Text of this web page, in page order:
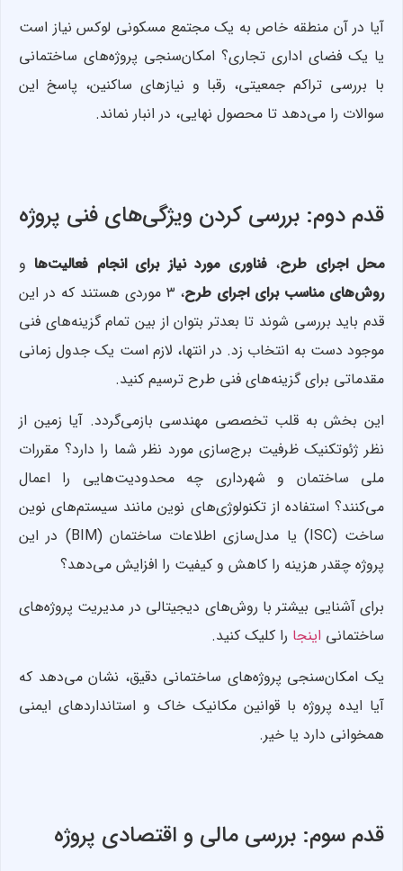
آیا در آن منطقه خاص به یک مجتمع مسکونی لوکس نیاز است
یا یک فضای اداری تجاری؟ امکان‌‌سنجی پروژه‌های ساختمانی
با بررسی تراکم جمعیتی، رقبا و نیازهای ساکنین، پاسخ این
سوالات را می‌دهد تا محصول نهایی، در انبار نماند.
قدم دوم: بررسی کردن ویژگی‌های فنی پروژه
محل اجرای طرح،فناوری مورد نیاز برای انجام فعالیت‌هاو
روش‌های مناسب برای اجرای طرح
، ۳ موردی هستند که در این
قدم باید بررسی شوند تا بعدتر بتوان از بین تمام گزینه‌های فنی
موجود دست به انتخاب زد. در انتها، لازم است یک جدول زمانی
مقدماتی برای گزینه‌های فنی طرح ترسیم کنید.
این بخش به قلب تخصصی مهندسی بازمی‌گردد. آیا زمین از
نظر ژئوتکنیک ظرفیت برج‌سازی مورد نظر شما را دارد؟ مقررات
ملی ساختمان و شهرداری چه محدودیت‌هایی را اعمال
می‌کنند؟ استفاده از تکنولوژی‌های نوین مانند سیستم‌های نوین
ساخت (ISC) یا مدل‌سازی اطلاعات ساختمان (BIM) در این
پروژه چقدر هزینه را کاهش و کیفیت را افزایش می‌دهد؟
برای آشنایی بیشتر با روش‌های دیجیتالی در مدیریت پروژه‌های
ساختمانی اینجا را کلیک کنید.
یک امکان‌‌سنجی پروژه‌های ساختمانی دقیق، نشان می‌دهد که
آیا ایده پروژه با قوانین مکانیک خاک و استانداردهای ایمنی
همخوانی دارد یا خیر.
قدم سوم: بررسی مالی و اقتصادی پروژه